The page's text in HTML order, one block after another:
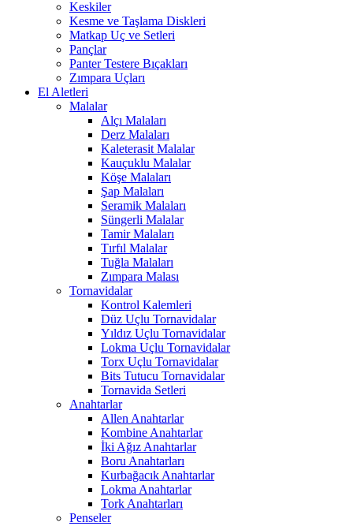
Keskiler
Kesme ve Taşlama Diskleri
Matkap Uç ve Setleri
Pançlar
Panter Testere Bıçakları
Zımpara Uçları
El Aletleri
Malalar
Alçı Malaları
Derz Malaları
Kaleterasit Malalar
Kauçuklu Malalar
Köşe Malaları
Şap Malaları
Seramik Malaları
Süngerli Malalar
Tamir Malaları
Tırfıl Malalar
Tuğla Malaları
Zımpara Malası
Tornavidalar
Kontrol Kalemleri
Düz Uçlu Tornavidalar
Yıldız Uçlu Tornavidalar
Lokma Uçlu Tornavidalar
Torx Uçlu Tornavidalar
Bits Tutucu Tornavidalar
Tornavida Setleri
Anahtarlar
Allen Anahtarlar
Kombine Anahtarlar
İki Ağız Anahtarlar
Boru Anahtarları
Kurbağacık Anahtarlar
Lokma Anahtarlar
Tork Anahtarları
Penseler